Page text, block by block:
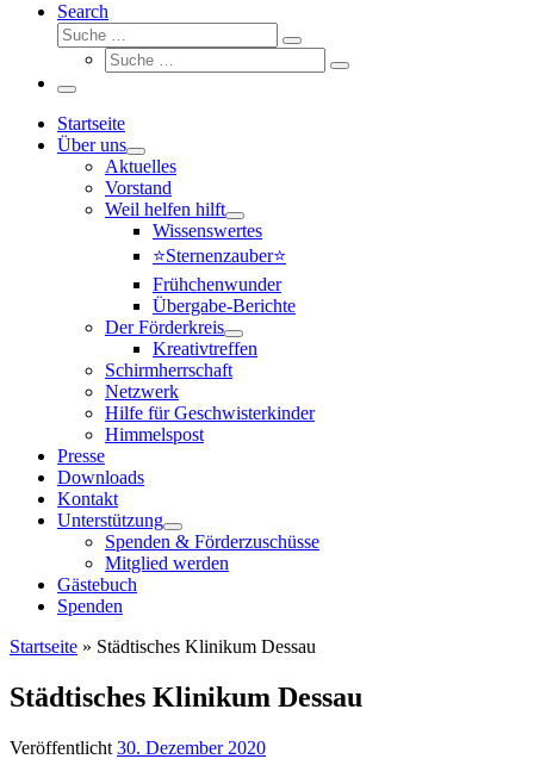
Search
Suche
Suche
Suche
Suche
Menü
Startseite
Über uns
Aktuelles
Vorstand
Weil helfen hilft
Wissenswertes
⭐Sternenzauber⭐
Frühchenwunder
Übergabe-Berichte
Der Förderkreis
Kreativtreffen
Schirmherrschaft
Netzwerk
Hilfe für Geschwisterkinder
Himmelspost
Presse
Downloads
Kontakt
Unterstützung
Spenden & Förderzuschüsse
Mitglied werden
Gästebuch
Spenden
Startseite » Städtisches Klinikum Dessau
Städtisches Klinikum Dessau
Veröffentlicht 30. Dezember 2020